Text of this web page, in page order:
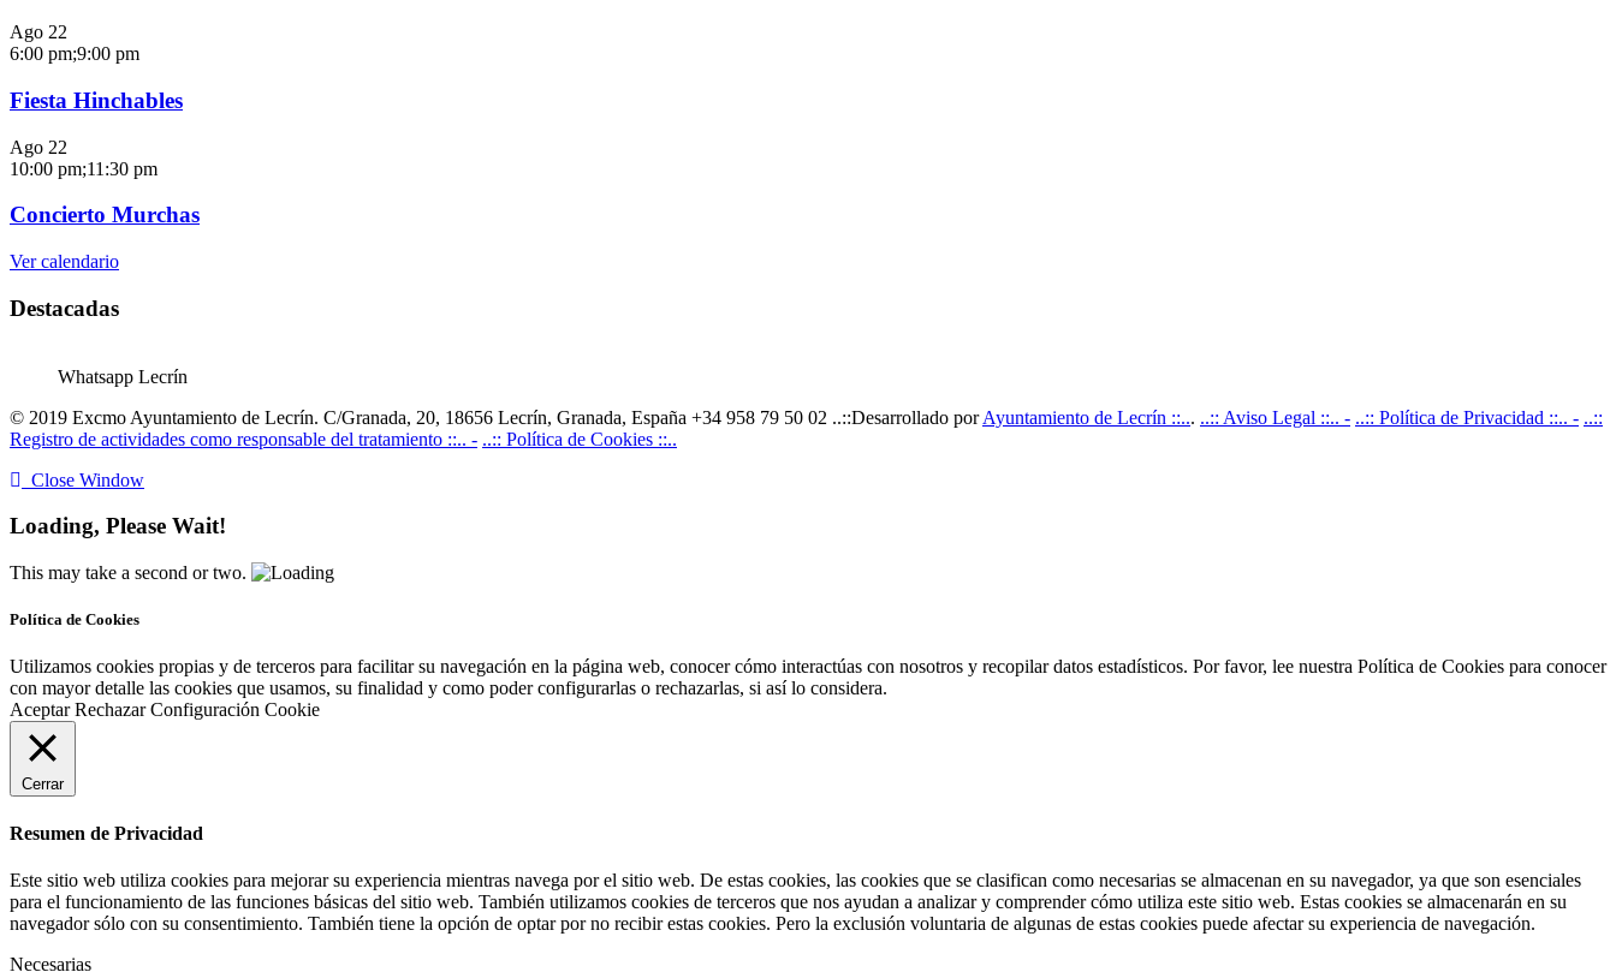
Ago 22
6:00 pm;9:00 pm
Fiesta Hinchables
Ago 22
10:00 pm;11:30 pm
Concierto Murchas
Ver calendario
Destacadas
Whatsapp Lecrín
© 2019 Excmo Ayuntamiento de Lecrín. C/Granada, 20, 18656 Lecrín, Granada, España +34 958 79 50 02 ..::Desarrollado porAyuntamiento de Lecrín ::... ..:: Aviso Legal ::.. - ..:: Política de Privacidad ::.. - ..::
Registro de actividades como responsable del tratamiento ::.. - ..:: Política de Cookies ::..
Close Window
Loading, Please Wait!
This may take a second or two.
Política de Cookies
Utilizamos cookies propias y de terceros para facilitar su navegación en la página web, conocer cómo interactúas con nosotros y recopilar datos estadísticos. Por favor, lee nuestra Política de Cookies para conocer
con mayor detalle las cookies que usamos, su finalidad y como poder configurarlas o rechazarlas, si así lo considera.
Aceptar Rechazar Configuración Cookie
Cerrar
Resumen de Privacidad
Este sitio web utiliza cookies para mejorar su experiencia mientras navega por el sitio web. De estas cookies, las cookies que se clasifican como necesarias se almacenan en su navegador, ya que son esenciales
para el funcionamiento de las funciones básicas del sitio web. También utilizamos cookies de terceros que nos ayudan a analizar y comprender cómo utiliza este sitio web. Estas cookies se almacenarán en su
navegador sólo con su consentimiento. También tiene la opción de optar por no recibir estas cookies. Pero la exclusión voluntaria de algunas de estas cookies puede afectar su experiencia de navegación.
Necesarias